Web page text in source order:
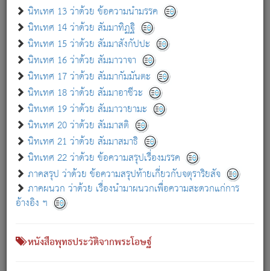
นิทเทศ 13 ว่าด้วย ข้อความนำมรรค
นิทเทศ 14 ว่าด้วย สัมมาทิฏฐิ
นิทเทศ 15 ว่าด้วย สัมมาสังกัปปะ
นิทเทศ 16 ว่าด้วย สัมมาวาจา
นิทเทศ 17 ว่าด้วย สัมมากัมมันตะ
นิทเทศ 18 ว่าด้วย สัมมาอาชีวะ
นิทเทศ 19 ว่าด้วย สัมมาวายามะ
นิทเทศ 20 ว่าด้วย สัมมาสติ
นิทเทศ 21 ว่าด้วย สัมมาสมาธิ
นิทเทศ 22 ว่าด้วย ข้อความสรุปเรื่องมรรค
ภาคสรุป ว่าด้วย ข้อความสรุปท้ายเกี่ยวกับจตุราริยสัจ
ภาคผนวก ว่าด้วย เรื่องนำมาผนวกเพื่อความสะดวกแก่การ
อ้างอิง ฯ
หนังสือพุทธประวัติจากพระโอษฐ์
เกี่ยวกับธรรมโฆษณ์ออนไลน์ (Disclaimer)
แม้ระบบ "ธรรมโฆษณ์ออนไลน์" พยายามปรับปรุงข้อมูลให้ถูกต้องมากที่สุด
ผู้ศึกษาก็พึงตรวจสอบกับตัวเล่มหนังสือต้นฉบับ ที่มีการพิมพ์ครั้งล่าสุด
ก่อนนำข้อมูลไปใช้ในการอ้างอิง"
เกี่ยวกับอัตถจารี|เกี่ยวกับการพัฒนา|แจ้งข้อผิดพลาด / แนะนำ
หนังสือที่เกี่ยวข้อง